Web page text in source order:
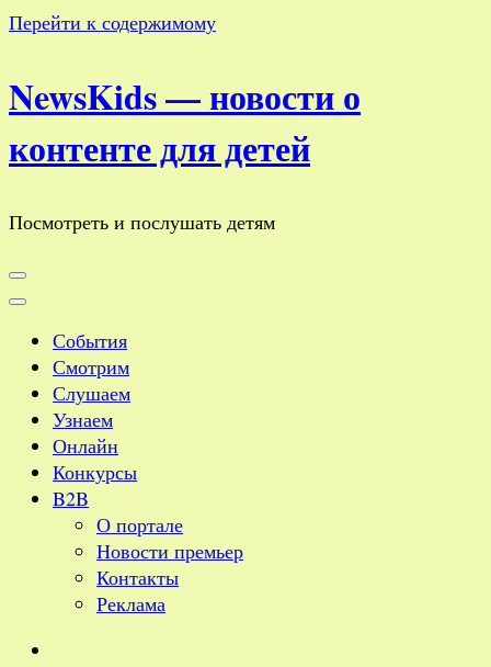
Перейти к содержимому
NewsKids — новости о
контенте для детей
Посмотреть и послушать детям
События
Смотрим
Слушаем
Узнаем
Онлайн
Конкурсы
B2B
О портале
Новости премьер
Контакты
Реклама